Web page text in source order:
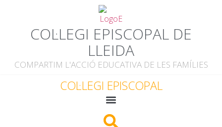
COL·LEGI EPISCOPAL DE
LLEIDA
COMPARTIM L'ACCIÓ EDUCATIVA DE LES FAMÍLIES
COL·LEGI EPISCOPAL